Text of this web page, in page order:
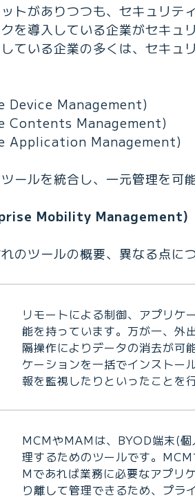
トがありつつも、セキュリテ
を導入している企業がセキュ
ている企業の多くは、セキュ
Device Management)
Contents Management)
Application Management)
ールを統合し、一元管理を可
Mobility Management)
のツールの概要、異なる点に
リモートによる制御、アプリケ
能を持っています。万が一、外
隔操作によりデータの消去が可
ケーションを一括でインストー
報を監視したりといったことを
MCMやMAMは、BYOD端末(
理するためのツールです。
Mであれば業務に必要なアプリ
り離して管理できるため、プラ